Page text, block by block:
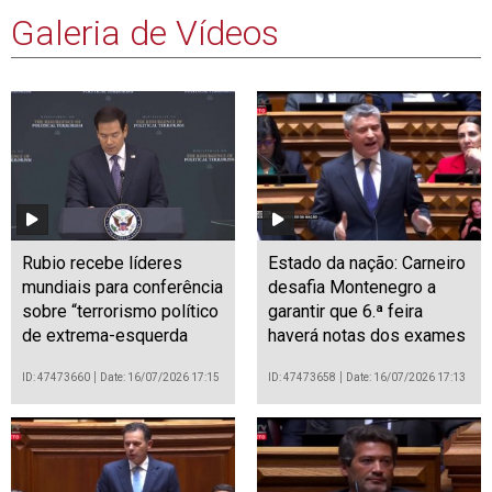
Galeria de Vídeos
Rubio recebe líderes
mundiais para conferência
sobre “terrorismo político
de extrema-esquerda
ID: 47473660 Date: 16/07/2026 17:15
Estado da nação: Carneiro
desafia Montenegro a
garantir que 6.ª feira
haverá notas dos exames
ID: 47473658 Date: 16/07/2026 17:13